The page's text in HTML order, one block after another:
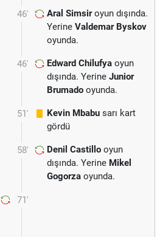
46' Aral Simsiroyun dışında.
Yerine Valdemar Byskov
oyunda.
46' Edward Chilufya oyun
dışında. Yerine Junior
Brumado oyunda.
51' Kevin Mbabu sarı kart
gördü
58' Denil Castillo oyun
dışında. Yerine Mikel
Gogorza oyunda.
71'